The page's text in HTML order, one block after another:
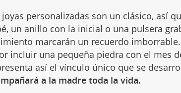
joyas personalizadas son un clásico, así
un anillo con la inicial o una pulsera
marcarán un recuerdo
incluir una pequeña piedra con el mes
así el vínculo único que se
a la madre toda la vida.